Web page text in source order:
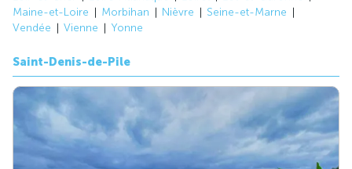
Maine-et-Loire
Morbihan Nièvre
Seine-et-Marne
Vendée
Vienne Yonne
Saint-Denis-de-Pile